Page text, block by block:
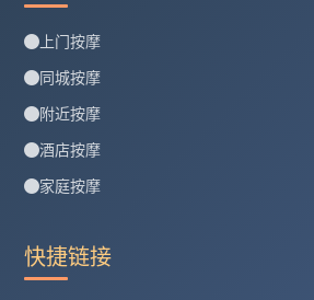
上门按摩
同城按摩
附近按摩
酒店按摩
家庭按摩
快捷链接